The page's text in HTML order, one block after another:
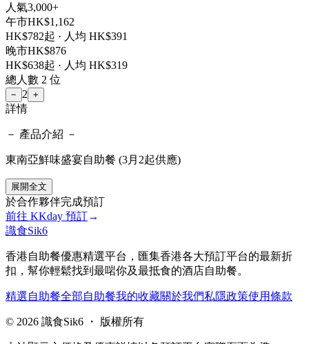
人氣3,000+
午市HK$1,162
HK$782起 · 人均 HK$391
晚市HK$876
HK$638起 · 人均 HK$319
總人數 2 位
− 2 +
詳情
－ 產品介紹 －
東南亞鮮味盛宴自助餐 (3月2起供應)
展開全文
於合作夥伴完成預訂
前往 KKday 預訂→
識食Sik6
香港自助餐優惠精選平台，匯集香港各大預訂平台的最新折
扣，幫你輕鬆找到最啱你及最抵食的酒店自助餐。
精選自助餐全部自助餐我的收藏關於我們私隱政策使用條款
© 2026 識食Sik6 ・ 版權所有